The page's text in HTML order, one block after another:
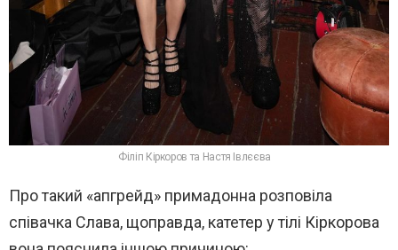
Філіп Кіркоров та Настя Івлєєва
Про такий «апгрейд» примадонна розповіла
співачка Слава, щоправда, катетер у тілі Кіркорова